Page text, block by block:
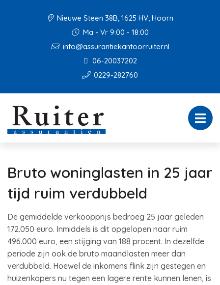
Nieuwe Steen 38B, 1625 HV, Hoorn
Ma - Vr 9:00 - 18:00
info@assurantiekantoorruiter.nl
06-20037202
0229-282760
Bruto woninglasten in 25 jaar
tijd ruim verdubbeld
De gemiddelde verkoopprijs bedroeg 25 jaar geleden
172.050 euro. Inmiddels is dit opgelopen naar ruim
496.000 euro, een stijging van 188 procent. In dezelfde
periode zijn ook de bruto maandlasten meer dan
verdubbeld. Hoewel de inkomens flink zijn gestegen en
huizenkopers nu tegen een lagere rente kunnen lenen, is